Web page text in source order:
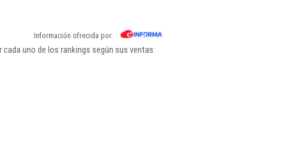
Información ofrecida por
uno de los rankings según sus ventas: